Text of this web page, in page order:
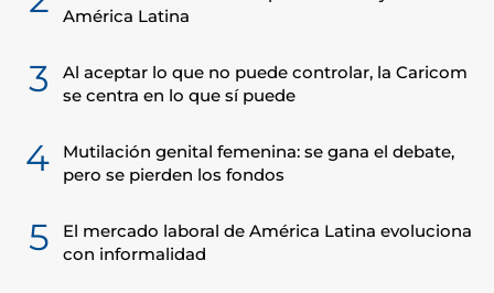
América Latina
3
Al aceptar lo que no puede controlar, la Caricom
se centra en lo que sí puede
4
Mutilación genital femenina: se gana el debate,
pero se pierden los fondos
5
El mercado laboral de América Latina evoluciona
con informalidad